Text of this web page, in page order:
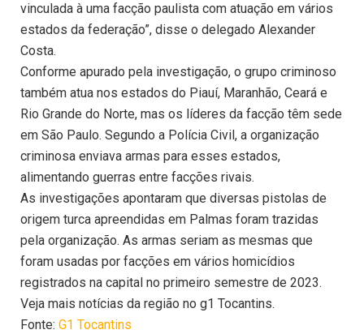
vinculada à uma facção paulista com atuação em vários
estados da federação”, disse o delegado Alexander
Costa.
Conforme apurado pela investigação, o grupo criminoso
também atua nos estados do Piauí, Maranhão, Ceará e
Rio Grande do Norte, mas os líderes da facção têm sede
em São Paulo. Segundo a Polícia Civil, a organização
criminosa enviava armas para esses estados,
alimentando guerras entre facções rivais.
As investigações apontaram que diversas pistolas de
origem turca apreendidas em Palmas foram trazidas
pela organização. As armas seriam as mesmas que
foram usadas por facções em vários homicídios
registrados na capital no primeiro semestre de 2023.
Veja mais notícias da região no g1 Tocantins.
Fonte: G1 Tocantins